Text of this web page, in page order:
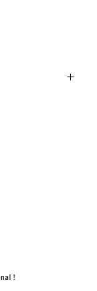
!